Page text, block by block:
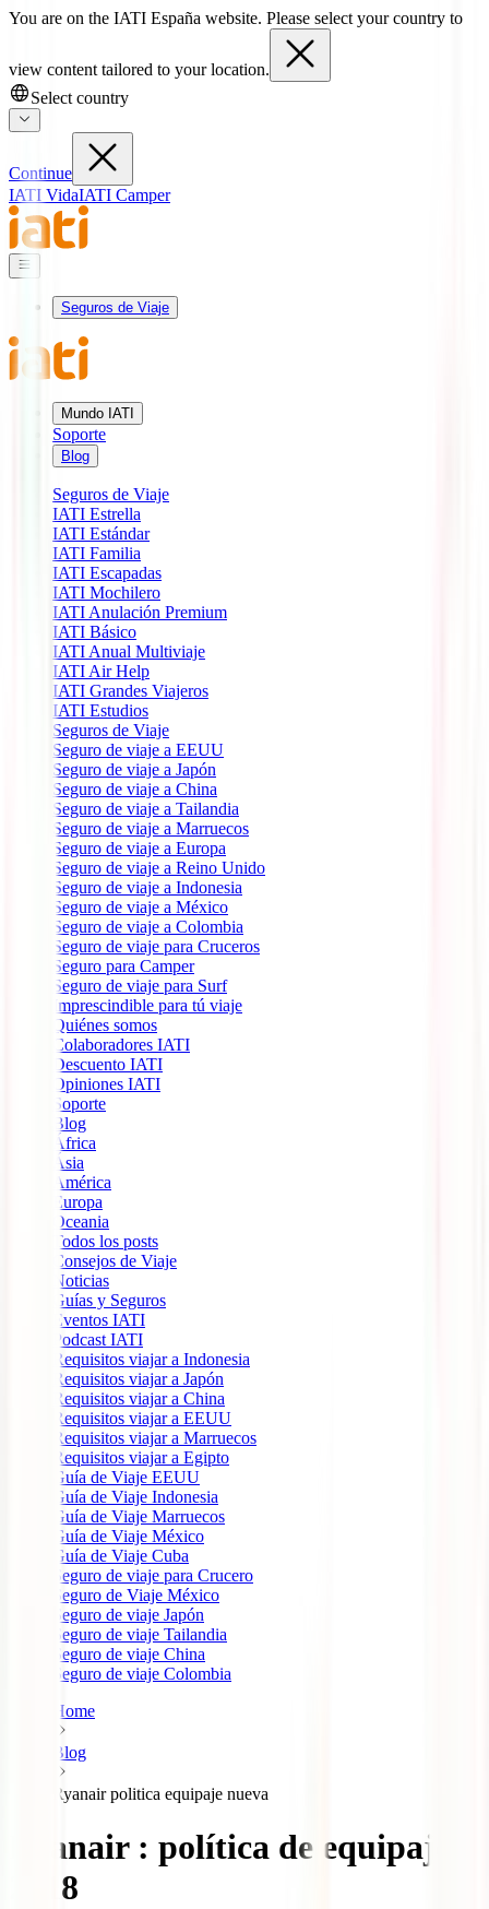
You are on the IATI España website. Please select your country to
view content tailored to your location.
Select country
Continue
IATI VidaIATI Camper
Seguros de Viaje
Mundo IATI
Soporte
Blog
Seguros de Viaje
IATI Estrella
IATI Estándar
IATI Familia
IATI Escapadas
IATI Mochilero
IATI Anulación Premium
IATI Básico
IATI Anual Multiviaje
IATI Air Help
IATI Grandes Viajeros
IATI Estudios
Seguros de Viaje
Seguro de viaje a EEUU
Seguro de viaje a Japón
Seguro de viaje a China
Seguro de viaje a Tailandia
Seguro de viaje a Marruecos
Seguro de viaje a Europa
Seguro de viaje a Reino Unido
Seguro de viaje a Indonesia
Seguro de viaje a México
Seguro de viaje a Colombia
Seguro de viaje para Cruceros
Seguro para Camper
Seguro de viaje para Surf
Imprescindible para tú viaje
Quiénes somos
Colaboradores IATI
Descuento IATI
Opiniones IATI
Soporte
Blog
África
Ásia
América
Europa
Oceania
Todos los posts
Consejos de Viaje
Noticias
Guías y Seguros
Eventos IATI
Podcast IATI
Requisitos viajar a Indonesia
Requisitos viajar a Japón
Requisitos viajar a China
Requisitos viajar a EEUU
Requisitos viajar a Marruecos
Requisitos viajar a Egipto
Guía de Viaje EEUU
Guía de Viaje Indonesia
Guía de Viaje Marruecos
Guía de Viaje México
Guía de Viaje Cuba
Seguro de viaje para Crucero
Seguro de Viaje México
Seguro de viaje Japón
Seguro de viaje Tailandia
Seguro de viaje China
Seguro de viaje Colombia
Home
Blog
Ryanair politica equipaje nueva
Ryanair : política de equipaje
2018